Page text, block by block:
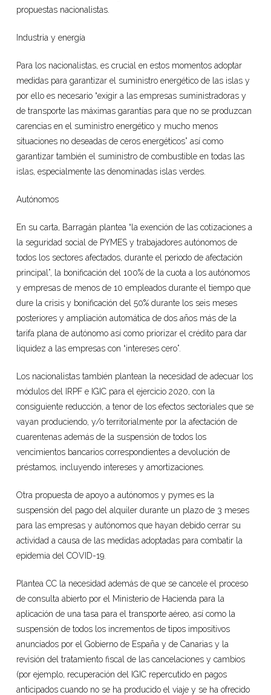
propuestas nacionalistas.
Industria y energía
Para los nacionalistas, es crucial en estos momentos adoptar
medidas para garantizar el suministro energético de las islas y
por ello es necesario “exigir a las empresas suministradoras y
de transporte las máximas garantías para que no se produzcan
carencias en el suministro energético y mucho menos
situaciones no deseadas de ceros energéticos” así como
garantizar también el suministro de combustible en todas las
islas, especialmente las denominadas islas verdes.
Autónomos
En su carta, Barragán plantea “la exención de las cotizaciones a
la seguridad social de PYMES y trabajadores autónomos de
todos los sectores afectados, durante el periodo de afectación
principal”, la bonificación del 100% de la cuota a los autónomos
y empresas de menos de 10 empleados durante el tiempo que
dure la crisis y bonificación del 50% durante los seis meses
posteriores y ampliación automática de dos años más de la
tarifa plana de autónomo así como priorizar el crédito para dar
liquidez a las empresas con “intereses cero”.
Los nacionalistas también plantean la necesidad de adecuar los
módulos del IRPF e IGIC para el ejercicio 2020, con la
consiguiente reducción, a tenor de los efectos sectoriales que se
vayan produciendo, y/o territorialmente por la afectación de
cuarentenas además de la suspensión de todos los
vencimientos bancarios correspondientes a devolución de
préstamos, incluyendo intereses y amortizaciones.
Otra propuesta de apoyo a autónomos y pymes es la
suspensión del pago del alquiler durante un plazo de 3 meses
para las empresas y autónomos que hayan debido cerrar su
actividad a causa de las medidas adoptadas para combatir la
epidemia del COVID-19.
Plantea CC la necesidad además de que se cancele el proceso
de consulta abierto por el Ministerio de Hacienda para la
aplicación de una tasa para el transporte aéreo, así como la
suspensión de todos los incrementos de tipos impositivos
anunciados por el Gobierno de España y de Canarias y la
revisión del tratamiento fiscal de las cancelaciones y cambios
(por ejemplo, recuperación del IGIC repercutido en pagos
anticipados cuando no se ha producido el viaje y se ha ofrecido